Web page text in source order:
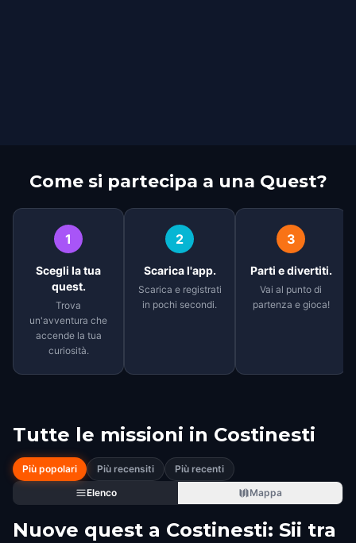
Come si partecipa a una Quest?
1
Scegli la tua
quest.
Trova
un'avventura che
accende la tua
curiosità.
2
Scarica l'app.
Scarica e registrati
in pochi secondi.
3
Parti e divertiti.
Vai al punto di
partenza e gioca!
Tutte le missioni in Costinesti
Più popolari Più recensiti
Più recenti
Elenco
Mappa
Nuove quest a Costinesti: Sii tra